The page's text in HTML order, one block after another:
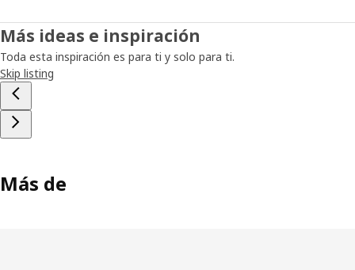
Más ideas e inspiración
Toda esta inspiración es para ti y solo para ti.
Skip listing
Más de